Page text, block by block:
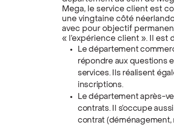
Mega, le service client est
une vingtaine côté
avec pour objectif
« l’expérience client ». Il est
Le département
répondre aux questions
services. Ils réalisent
inscriptions.
Le département après-
contrats. Il s’occupe
contrat